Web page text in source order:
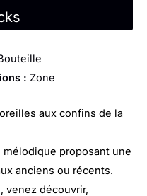
: Zone
aux confins de la
proposant une
anciens ou récents.
venez découvrir,